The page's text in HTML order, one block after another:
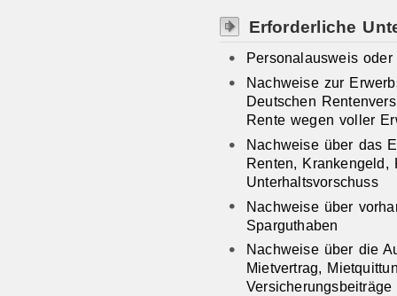
Erforderliche
Personalausweis
Nachweise zur
Deutschen
Rente wegen voller
Nachweise über das
Renten, Krankengeld,
Unterhaltsvorschuss
Nachweise über
Sparguthaben
Nachweise über die
Mietvertrag,
Versicherungsbeiträge